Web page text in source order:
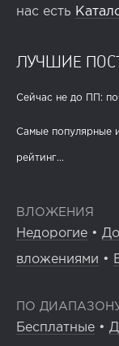
нас есть
ЛУЧШИЕ
Сейчас не до ПП:
Самые популярные
рейтинг...
ВЛОЖЕНИЯ
Недорогие •
вложениями •
ПО
Бесплатные •